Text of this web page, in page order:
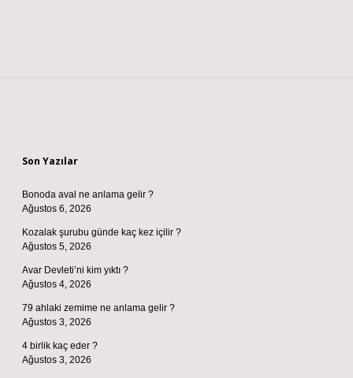
Son Yazılar
Bonoda aval ne anlama gelir ?
Ağustos 6, 2026
Kozalak şurubu günde kaç kez içilir ?
Ağustos 5, 2026
Avar Devleti’ni kim yıktı ?
Ağustos 4, 2026
79 ahlaki zemime ne anlama gelir ?
Ağustos 3, 2026
4 birlik kaç eder ?
Ağustos 3, 2026